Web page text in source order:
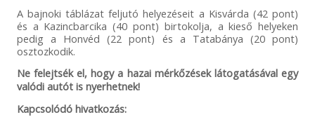
A bajnoki táblázat feljutó helyezéseit a Kisvárda (42 pont)
és a Kazincbarcika (40 pont) birtokolja, a kieső helyeken
pedig a Honvéd (22 pont) és a Tatabánya (20 pont)
osztozkodik.
Ne felejtsék el, hogy a hazai mérkőzések látogatásával egy
valódi autót is nyerhetnek!
Kapcsolódó hivatkozás: